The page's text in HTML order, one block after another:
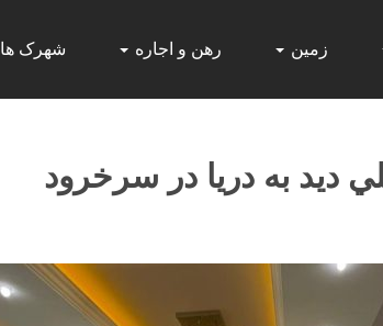
زمین رهن و اجاره شهرک ها
ديد به دريا در سرخرود